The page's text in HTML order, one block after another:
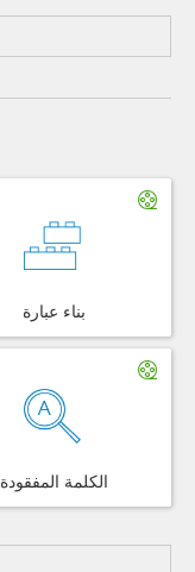
بناء عبارة
الكلمة المفقودة